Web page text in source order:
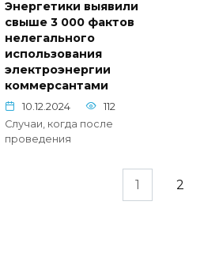
Энергетики выявили
свыше 3 000 фактов
нелегального
использования
электроэнергии
коммерсантами
10.12.2024
112
Случаи, когда после
проведения
1 2